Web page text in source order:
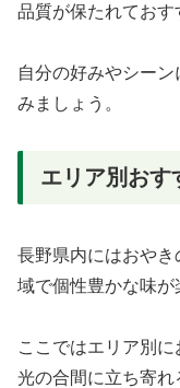
品質が保たれておす
自分の好みやシー
みましょう。
エリア別おす
長野県内にはおや
域で個性豊かな味が
ここではエリア別
光の合間に立ち寄れ